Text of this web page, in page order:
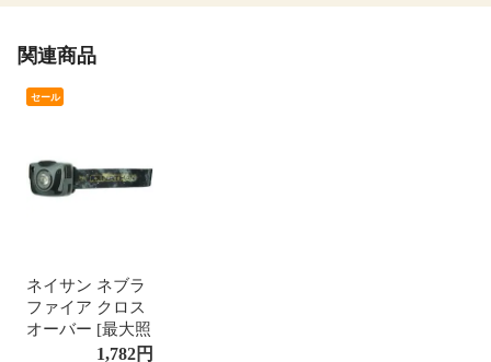
関連商品
セール
ネイサン ネブラ
ファイア クロス
オーバー [最大照
度：192ルーメン
1,782円